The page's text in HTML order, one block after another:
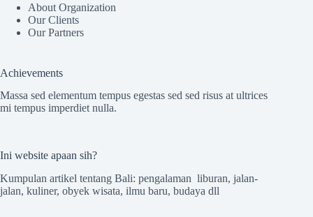
About Organization
Our Clients
Our Partners
Achievements
Massa sed elementum tempus egestas sed sed risus at ultrices
mi tempus imperdiet nulla.
Ini website apaan sih?
Kumpulan artikel tentang Bali: pengalaman liburan, jalan-
jalan, kuliner, obyek wisata, ilmu baru, budaya dll